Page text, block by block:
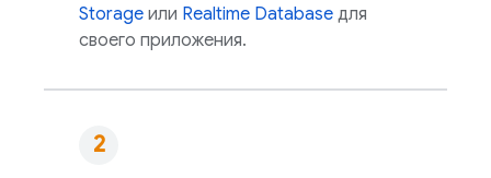
Storage или Realtime Database для
своего приложения.